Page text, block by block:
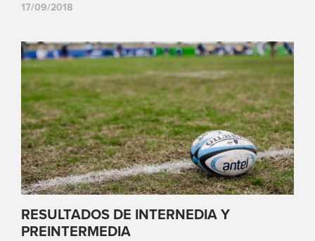
17/09/2018
RESULTADOS DE INTERNEDIA Y
PREINTERMEDIA